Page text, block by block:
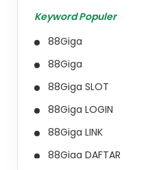
Keyword Populer
88Giga
88Giga
88Giga SLOT
88Giga LOGIN
88Giga LINK
88Giga DAFTAR